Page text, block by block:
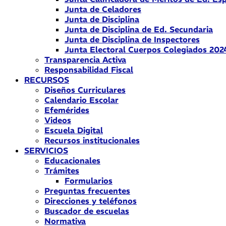
Junta de Celadores
Junta de Disciplina
Junta de Disciplina de Ed. Secundaria
Junta de Disciplina de Inspectores
Junta Electoral Cuerpos Colegiados
Transparencia Activa
Responsabilidad Fiscal
RECURSOS
Diseños Curriculares
Calendario Escolar
Efemérides
Videos
Escuela Digital
Recursos institucionales
SERVICIOS
Educacionales
Trámites
Formularios
Preguntas frecuentes
Direcciones y teléfonos
Buscador de escuelas
Normativa